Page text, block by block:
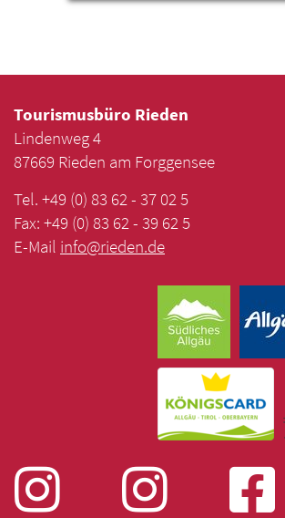
Tourismusbüro Rieden
Lindenweg 4
87669 Rieden am Forggensee
Tel. +49 (0) 83 62 - 37 02 5
Fax: +49 (0) 83 62 - 39 62 5
E-Mail info@rieden.de